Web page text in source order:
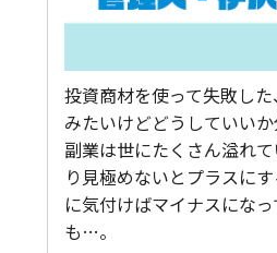
投資商材を使って失敗し
みたいけどどうしていいか
副業は世にたくさん溢れ
り見極めないとプラスに
に気付けばマイナスにな
も…。